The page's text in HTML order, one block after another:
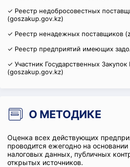
✓ Реестр недобросовестных
(goszakup.gov.kz)
✓ Реестр ненадежных поставщиков
✓ Реестр предприятий имеющих
✓ Участник Государственных Закупок
(goszakup.gov.kz)
О МЕТОДИКЕ
Оценка всех действующих
проводится ежегодно на
налоговых данных, публичных
открытых источников.